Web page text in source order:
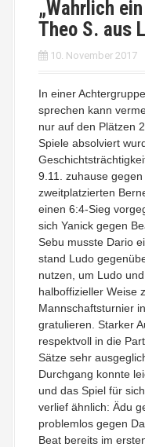
„Wahrlich
Theo S. aus
10. November 2017
In einer
sprechen kann
nur auf den Plätzen
Spiele absolviert
9.11. zuhause
zweitplatzierten
einen 6:4-Sieg
sich Yanick gegen
Sebu musste Dario
stand Ludo
nutzen, um Ludo
halboffizieller Weise
Mannschaftsturnier
gratulieren. Starker
respektvoll in die
Sätze sehr
Durchgang konnte
und das Spiel für
verlief ähnlich: Ädu
problemlos gegen
Beat bereits im